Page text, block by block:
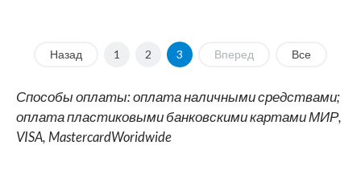
Назад 1 2 3 Вперед Все
Способы оплаты: оплата наличными средствами;
оплата пластиковыми банковскими картами МИР,
VISA, MastercardWoridwide